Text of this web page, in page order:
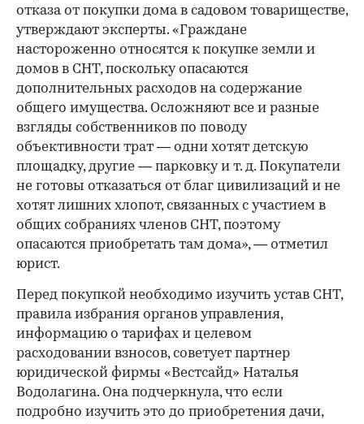
отказа от покупки дома в садовом товариществе,
утверждают эксперты. «Граждане
настороженно относятся к покупке земли и
домов в СНТ, поскольку опасаются
дополнительных расходов на содержание
общего имущества. Осложняют все и разные
взгляды собственников по поводу
объективности трат — одни хотят детскую
площадку, другие — парковку и т. д. Покупатели
не готовы отказаться от благ цивилизаций и не
хотят лишних хлопот, связанных с участием в
общих собраниях членов СНТ, поэтому
опасаются приобретать там дома», — отметил
юрист.
Перед покупкой необходимо изучить устав СНТ,
правила избрания органов управления,
информацию о тарифах и целевом
расходовании взносов, советует партнер
юридической фирмы «Вестсайд» Наталья
Водолагина. Она подчеркнула, что если
подробно изучить это до приобретения дачи,